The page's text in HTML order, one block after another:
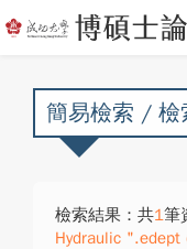
簡易檢索 / 檢
檢索結果：共1筆
Hydraulic ".edept